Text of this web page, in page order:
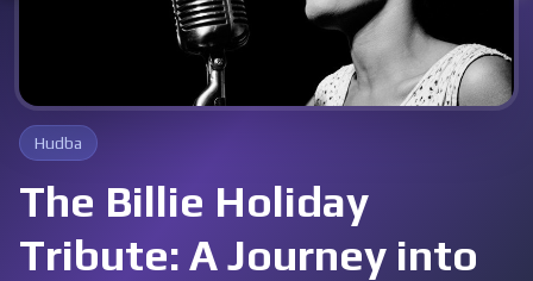
Hudba
The Billie Holiday
Tribute: A Journey into